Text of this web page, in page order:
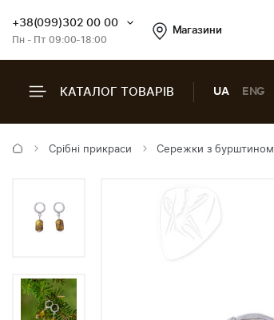
+38(099)302 00 00
Пн - Пт 09:00-18:00
Магазини
КАТАЛОГ ТОВАРІВ UA ENG
Срібні прикраси Сережки з бурштином